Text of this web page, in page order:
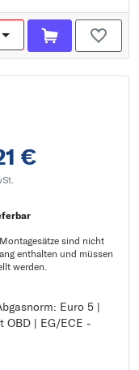
€
sind nicht
enthalten und müssen
werden.
Euro 5 |
OBD | EG/ECE -